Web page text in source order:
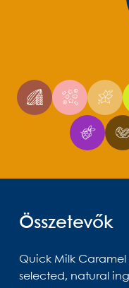
Összetevők
Quick Milk Caramel
selected, natural